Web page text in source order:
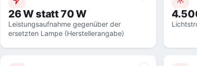
26 W statt 70 W
Leistungsaufnahme gegenüber der
ersetzten Lampe (Herstellerangabe)